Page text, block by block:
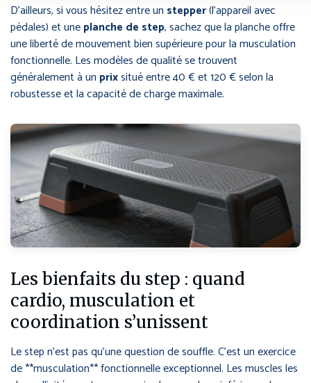
D’ailleurs, si vous hésitez entre un stepper(l’appareil avec
pédales) et uneplanche de step, sachez que la planche offre
une liberté de mouvement bien supérieure pour la musculation
fonctionnelle. Les modèles de qualité se trouvent
généralement à un prixsitué entre 40 € et 120 € selon la
robustesse et la capacité de charge maximale.
Les bienfaits du step : quand
cardio, musculation et
coordination s’unissent
Le step n’est pas qu’une question de souffle. C’est un exercice
de **musculation** fonctionnelle exceptionnel. Les muscles les